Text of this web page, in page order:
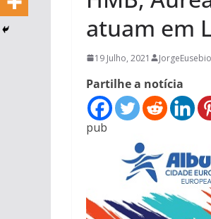
atuam em
19 Julho, 2021 JorgeEusebio
Partilhe a notícia
pub